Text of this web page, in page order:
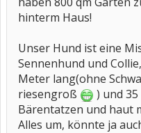
hinterm Haus!
Unser Hund ist eine
Sennenhund und
Meter lang(ohne
riesengroß
) und
Bärentatzen und haut
Alles um, könnte ja